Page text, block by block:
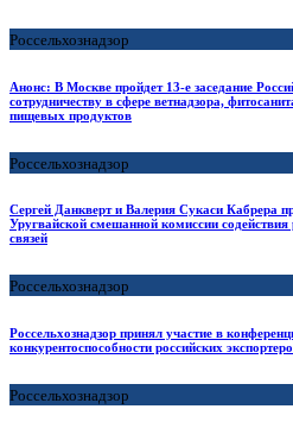
Россельхознадзор
Анонс: В Москве пройдет 13-е заседание
сотрудничеству в сфере ветнадзора,
пищевых продуктов
Россельхознадзор
Сергей Данкверт и Валерия Сукаси Кабрера
Уругвайской смешанной комиссии
связей
Россельхознадзор
Россельхознадзор принял участие в
конкурентоспособности российских
Россельхознадзор